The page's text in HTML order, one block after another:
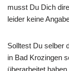
musst Du Dich
leider keine
Solltest Du selber
in Bad Krozingen
überarbeitet